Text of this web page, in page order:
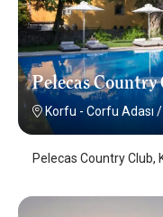
Pelecas Country
Korfu - Corfu Adası /
Pelecas Country Club,